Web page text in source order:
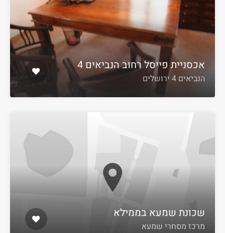
אכסניית פייסל רחוב הנביאים 4
הנביאים 4 ירושלים
שכונת שמעא בממילא
מרכז מסחרי שמעא